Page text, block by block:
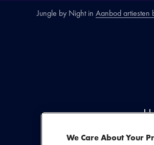
Jungle by Nightin Aanbod artiesten
We Care About Your